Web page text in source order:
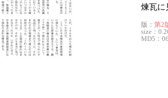
煉瓦に
版： 第2
size：
MD5：